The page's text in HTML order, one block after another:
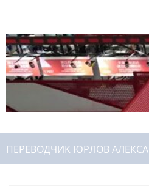
ПЕРЕВОДЧИК ЮРЛОВ